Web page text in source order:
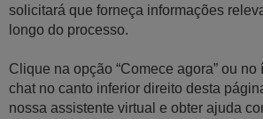
solicitará que forneça informações
longo do processo.
Clique na opção “Comece agora” ou
chat no canto inferior direito desta
nossa assistente virtual e obter ajuda